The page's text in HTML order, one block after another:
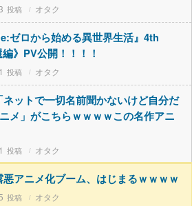
オタク
ゼロから始める異世界生活』4th
》PV公開！！！！
オタク
ネットで一切名前聞かないけど自分だ
メ」がこちらｗｗｗｗこの名作アニ
オタク
悪アニメ化ブーム、はじまるｗｗｗｗ
オタク